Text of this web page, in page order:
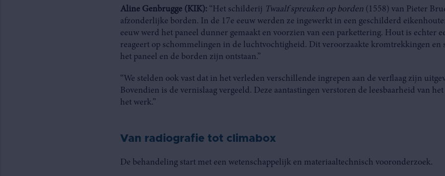
Aline Genbrugge (KIK): “Het schilderij Twaalf spreuken op borden (1558) van Pieter
afzonderlijke borden. In de 17e eeuw werden ze ingewerkt in een geschilderd
eeuw werd het paneel dunner gemaakt en voorzien van een parkettering. Hout is echter
reageert op schommelingen in de luchtvochtigheid. Dit veroorzaakte kromtrekkingen en
het paneel en de borden zijn ontstaan.”
“We stelden ook vast dat in het verleden verschillende ingrepen aan de verflaag zijn
Bovendien is de vernislaag vergeeld. Deze aantastingen verstoren de leesbaarheid van
het werk.”
Van radiografie tot climabox
De behandeling start met een wetenschappelijk en materiaaltechnisch vooronderzoek.